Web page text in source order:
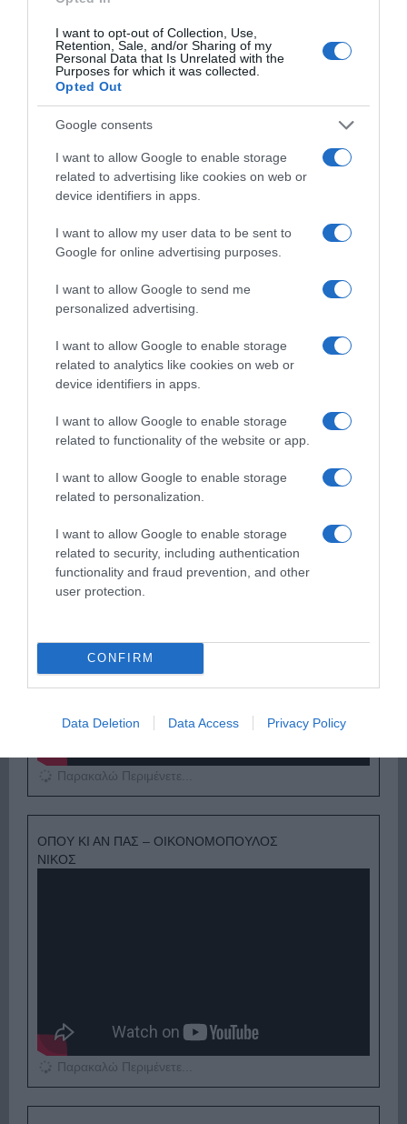
I want to opt-out of Collection, Use,
Retention, Sale, and/or Sharing of my
Personal Data that Is Unrelated with the
Purposes for which it was collected.
Opted Out
Google consents
I want to allow Google to enable storage
related to advertising like cookies on web or
device identifiers in apps.
I want to allow my user data to be sent to
Google for online advertising purposes.
I want to allow Google to send me
personalized advertising.
I want to allow Google to enable storage
related to analytics like cookies on web or
device identifiers in apps.
I want to allow Google to enable storage
related to functionality of the website or app.
I want to allow Google to enable storage
related to personalization.
I want to allow Google to enable storage
related to security, including authentication
functionality and fraud prevention, and other
user protection.
CONFIRM
Data Deletion Data Access Privacy Policy
Παρακαλώ Περιμένετε...
ΔΕΥΤΕΡΑ – ΡΕΜΟΣ ΑΝΤΩΝΗΣ
Παρακαλώ Περιμένετε...
ΕΞΑΙΡΕΣΗ – ΒΙΣΣΗ ΑΝΝΑ
Παρακαλώ Περιμένετε...
ΟΠΟΥ ΚΙ ΑΝ ΠΑΣ – ΟΙΚΟΝΟΜΟΠΟΥΛΟΣ
ΝΙΚΟΣ
Παρακαλώ Περιμένετε...